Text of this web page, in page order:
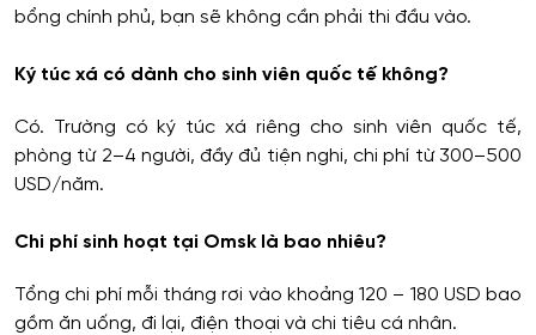
bổng chính phủ, bạn sẽ không cần phải thi đầu vào.
Ký túc xá có dành cho sinh viên quốc tế không?
Có. Trường có ký túc xá riêng cho sinh viên quốc tế,
phòng từ 2–4 người, đầy đủ tiện nghi, chi phí từ 300–500
USD/năm.
Chi phí sinh hoạt tại Omsk là bao nhiêu?
Tổng chi phí mỗi tháng rơi vào khoảng 120 – 180 USD bao
gồm ăn uống, đi lại, điện thoại và chi tiêu cá nhân.